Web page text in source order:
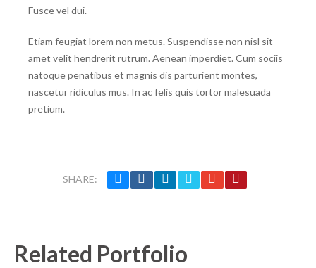
Fusce vel dui.
Etiam feugiat lorem non metus. Suspendisse non nisl sit
amet velit hendrerit rutrum. Aenean imperdiet. Cum sociis
natoque penatibus et magnis dis parturient montes,
nascetur ridiculus mus. In ac felis quis tortor malesuada
pretium.
SHARE:
Related Portfolio